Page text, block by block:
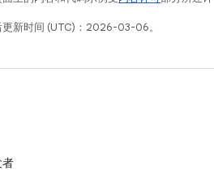
更新时间 (UTC)：2026-03-06。
者